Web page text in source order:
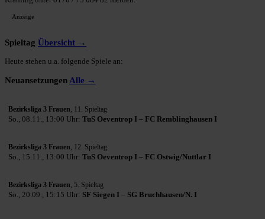
Anzeige
Spieltag Übersicht →
Heute stehen u.a. folgende Spiele an:
Neuansetzungen Alle →
Bezirksliga 3 Frauen , 11. Spieltag
So., 08.11., 13:00 Uhr: TuS Oeventrop I – FC Remblinghausen I
Bezirksliga 3 Frauen , 12. Spieltag
So., 15.11., 13:00 Uhr: TuS Oeventrop I – FC Ostwig/Nuttlar I
Bezirksliga 3 Frauen , 5. Spieltag
So., 20.09., 15:15 Uhr: SF Siegen I – SG Bruchhausen/N. I